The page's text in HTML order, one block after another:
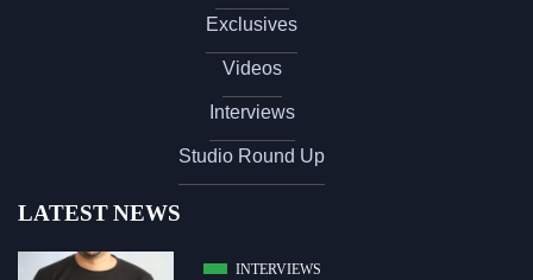
Exclusives
Videos
Interviews
Studio Round Up
LATEST NEWS
INTERVIEWS